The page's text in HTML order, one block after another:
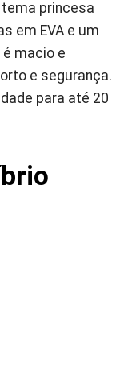
princesa
em EVA e um
macio e
e segurança.
para até 20